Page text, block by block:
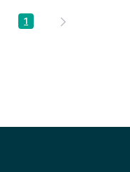
Página
1